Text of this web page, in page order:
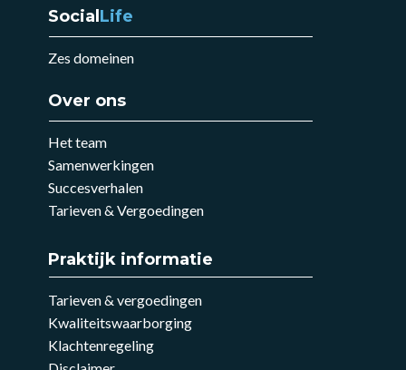
Social Life
Zes domeinen
Over ons
Het team
Samenwerkingen
Succesverhalen
Tarieven & Vergoedingen
Praktijk informatie
Tarieven & vergoedingen
Kwaliteitswaarborging
Klachtenregeling